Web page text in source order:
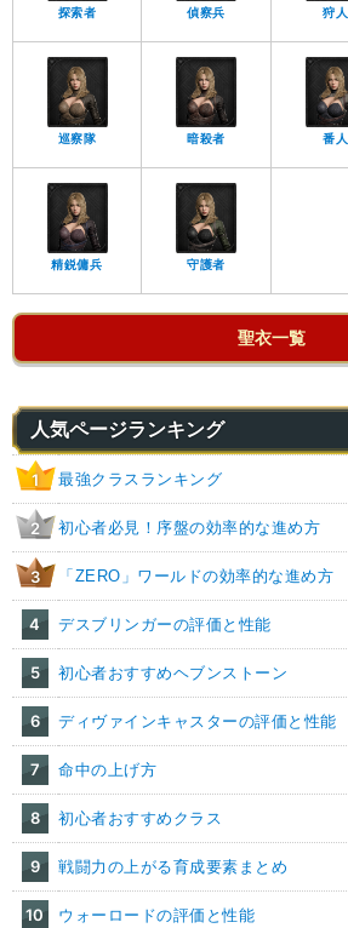
探索者 偵察兵 狩人
巡察隊 暗殺者 番人
精鋭傭兵 守護者
聖衣一覧
人気ページランキング
1 最強クラスランキング
2 初心者必見！序盤の効率的な進め方
3 「ZERO」ワールドの効率的な進め方
4 デスブリンガーの評価と性能
5 初心者おすすめヘブンストーン
6 ディヴァインキャスターの評価と性能
7 命中の上げ方
8 初心者おすすめクラス
9 戦闘力の上がる育成要素まとめ
10 ウォーロードの評価と性能